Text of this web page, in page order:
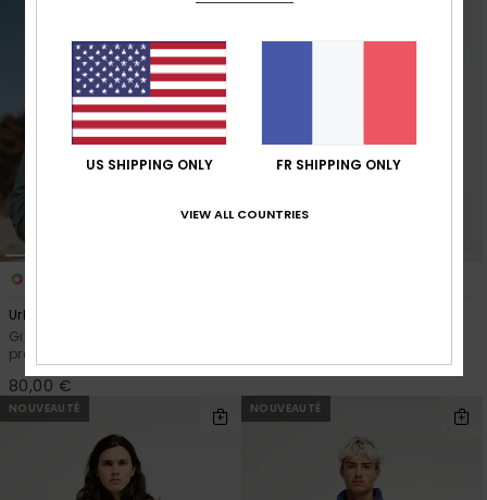
Urban Storm
Gilet Sherpa à boutons-
pression Marron Homme
80,00 €
90,00 €
NOUVEAUTÉ NOUVEAUTÉ
US SHIPPING ONLY FR SHIPPING ONLY
VIEW ALL COUNTRIES